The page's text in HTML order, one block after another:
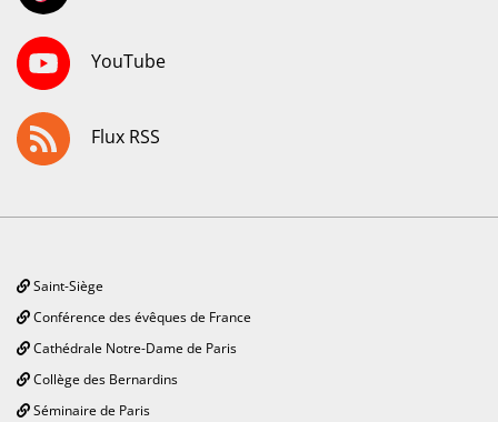
YouTube
Flux RSS
Saint-Siège
Conférence des évêques de France
Cathédrale Notre-Dame de Paris
Collège des Bernardins
Séminaire de Paris